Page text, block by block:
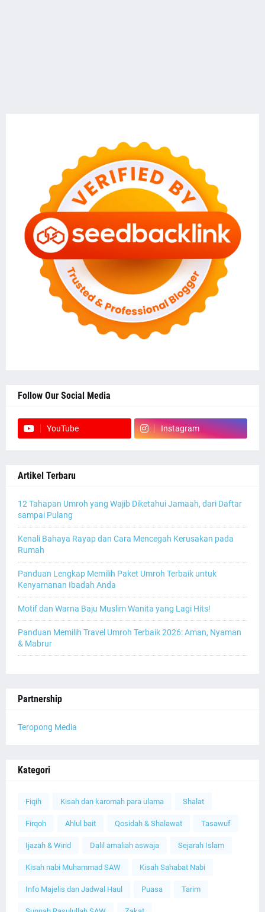
Follow Our Social Media
YouTube Instagram
Artikel Terbaru
12 Tahapan Umroh yang Wajib Diketahui Jamaah, dari Daftar
sampai Pulang
Kenali Bahaya Rayap dan Cara Mencegah Kerusakan pada
Rumah
Panduan Lengkap Memilih Paket Umroh Terbaik untuk
Kenyamanan Ibadah Anda
Motif dan Warna Baju Muslim Wanita yang Lagi Hits!
Panduan Memilih Travel Umroh Terbaik 2026: Aman, Nyaman
& Mabrur
Partnership
Teropong Media
Kategori
Fiqih Kisah dan karomah para ulama Shalat
Firqoh Ahlul bait Qosidah & Shalawat Tasawuf
Ijazah & Wirid Dalil amaliah aswaja Sejarah Islam
Kisah nabi Muhammad SAW Kisah Sahabat Nabi
Info Majelis dan Jadwal Haul Puasa Tarim